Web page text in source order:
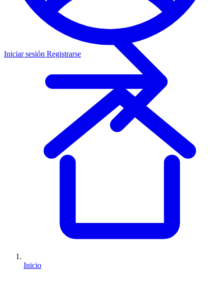
Iniciar sesión Registrarse
Inicio